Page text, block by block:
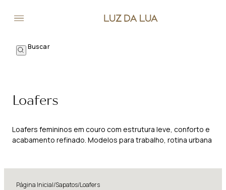
Loafers
Loafers femininos em couro com estrutura leve, conforto e
acabamento refinado. Modelos para trabalho, rotina urbana
Página Inicial/Sapatos/Loafers